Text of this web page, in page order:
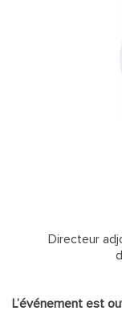
Directeur
L’événement est